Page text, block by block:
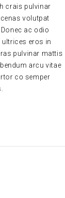
crais pulvinar
volutpat
ac odio
eros in
pulvinar mattis
arcu vitae
co semper